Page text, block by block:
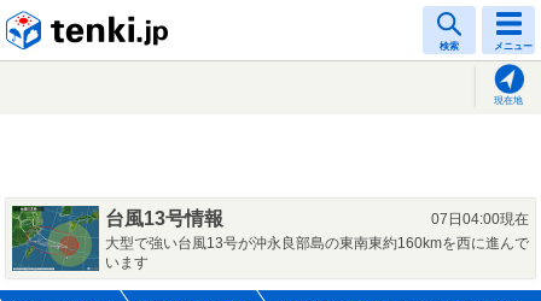
検索 メニュー
現在地
台風13号情報
07日04:00現在
大型で強い台風13号が沖永良部島の東南東約160kmを西に進んで
います